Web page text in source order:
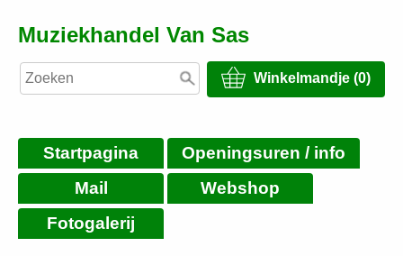
Muziekhandel Van Sas
Winkelmandje (0)
Startpagina
Openingsuren / info
Mail
Webshop
Fotogalerij